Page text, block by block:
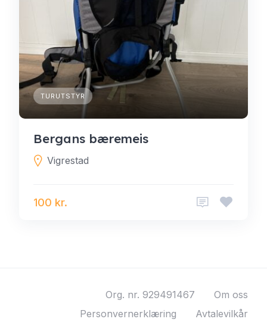
TURUTSTYR
Bergans bæremeis
Vigrestad
100 kr.
Org. nr. 929491467
Om oss
Personvernerklæring
Avtalevilkår